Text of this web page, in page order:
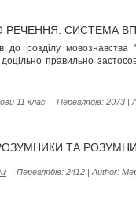
РЕЧЕННЯ. СИСТЕМА
до розділу
доцільно правильно
11 клас | Переглядів: 2073 |
ТА
| Переглядів: 2412 | Author: